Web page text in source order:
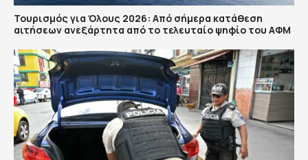
Τουρισμός για Όλους 2026: Από σήμερα κατάθεση
αιτήσεων ανεξάρτητα από το τελευταίο ψηφίο του ΑΦΜ